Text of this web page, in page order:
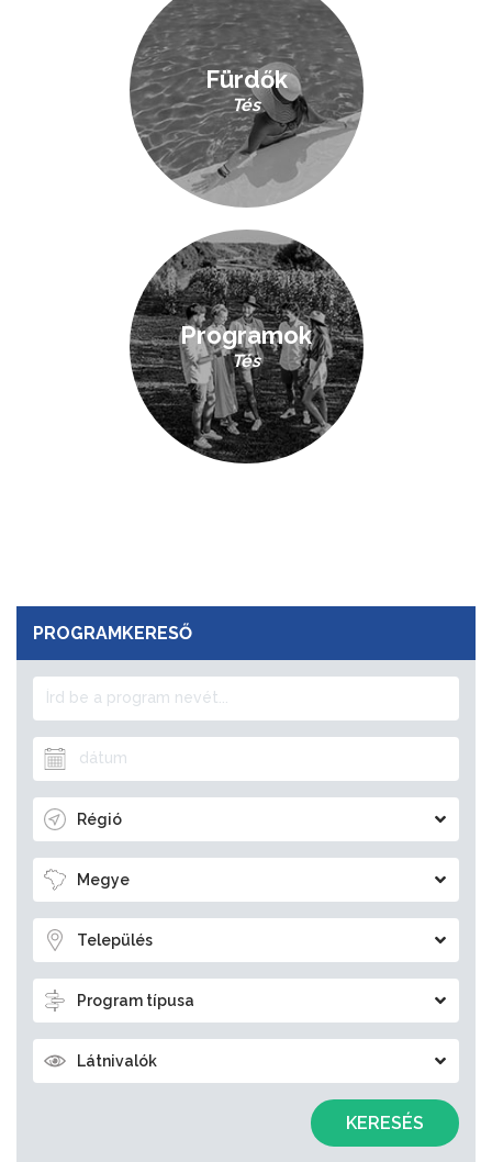
Fürdők
Tés
Programok
Tés
PROGRAMKERESŐ
Régió
Megye
Település
Program típusa
Látnivalók
KERESÉS